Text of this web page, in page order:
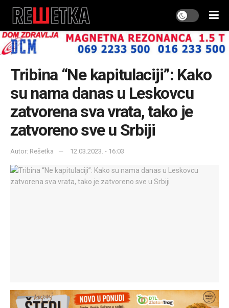
Tribina “Ne kapitulaciji”: Kako
su nama danas u Leskovcu
zatvorena sva vrata, tako je
zatvoreno sve u Srbiji
Autor: Rešetka 12.03.2023. - 16:03